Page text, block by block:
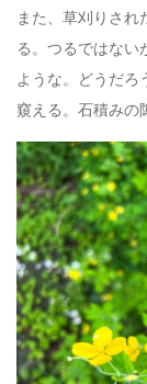
また、草刈りされ
る。つるではない
ような。どうだろ
窺える。石積みの